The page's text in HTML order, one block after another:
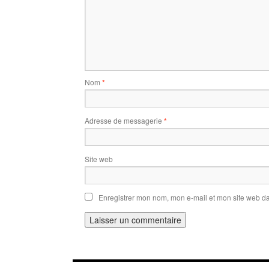
Nom *
Adresse de messagerie *
Site web
Enregistrer mon nom, mon e-mail et mon site web